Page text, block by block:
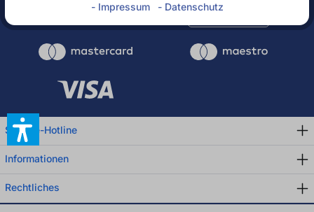
Rechnung
Service-Hotline
Informationen
Rechtliches
- Impressum - Datenschutz